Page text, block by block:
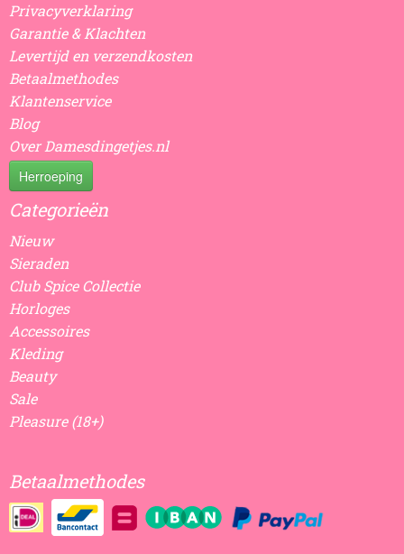
Privacyverklaring
Garantie & Klachten
Levertijd en verzendkosten
Betaalmethodes
Klantenservice
Blog
Over Damesdingetjes.nl
Herroeping
Categorieën
Nieuw
Sieraden
Club Spice Collectie
Horloges
Accessoires
Kleding
Beauty
Sale
Pleasure (18+)
Betaalmethodes